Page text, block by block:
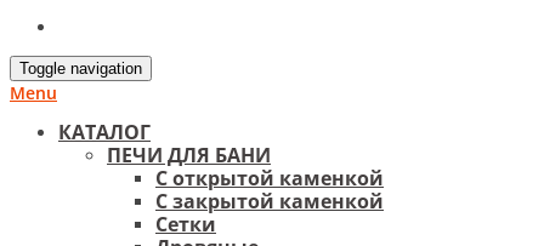
Toggle navigation
Menu
КАТАЛОГ
ПЕЧИ ДЛЯ БАНИ
С открытой каменкой
С закрытой каменкой
Сетки